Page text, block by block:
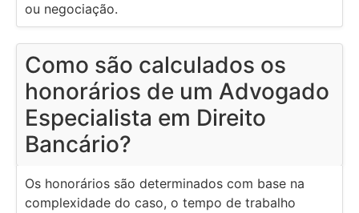
ou negociação.
Como são calculados os
honorários de um Advogado
Especialista em Direito
Bancário?
Os honorários são determinados com base na
complexidade do caso, o tempo de trabalho